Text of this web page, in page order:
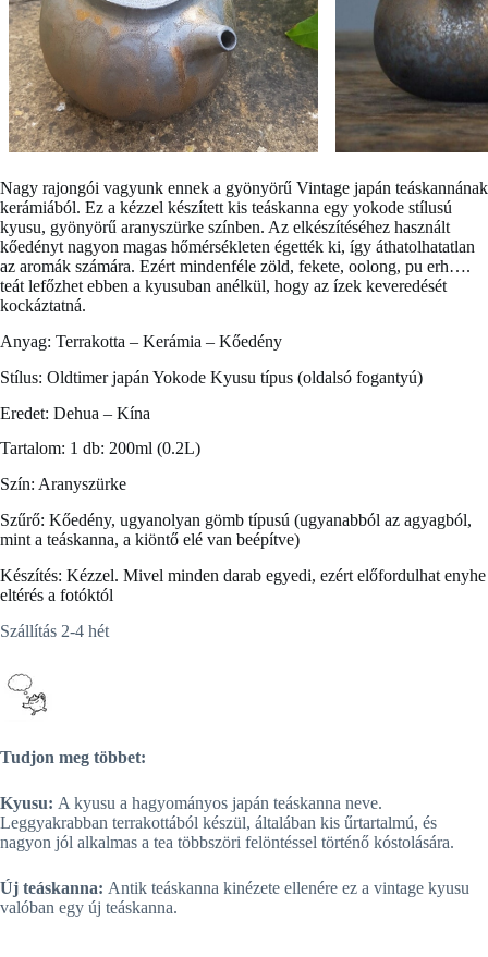
Nagy rajongói vagyunk ennek a gyönyörű Vintage japán teáskannának
kerámiából. Ez a kézzel készített kis teáskanna egy yokode stílusú
kyusu, gyönyörű aranyszürke színben. Az elkészítéséhez használt
kőedényt nagyon magas hőmérsékleten égették ki, így áthatolhatatlan
az aromák számára. Ezért mindenféle zöld, fekete, oolong, pu erh….
teát lefőzhet ebben a kyusuban anélkül, hogy az ízek keveredését
kockáztatná.
Anyag: Terrakotta – Kerámia – Kőedény
Stílus: Oldtimer japán Yokode Kyusu típus (oldalsó fogantyú)
Eredet: Dehua – Kína
Tartalom: 1 db: 200ml (0.2L)
Szín: Aranyszürke
Szűrő: Kőedény, ugyanolyan gömb típusú (ugyanabból az agyagból,
mint a teáskanna, a kiöntő elé van beépítve)
Készítés: Kézzel. Mivel minden darab egyedi, ezért előfordulhat enyhe
eltérés a fotóktól
Szállítás 2-4 hét
Tudjon meg többet:
Kyusu: A kyusu a hagyományos japán teáskanna neve.
Leggyakrabban terrakottából készül, általában kis űrtartalmú, és
nagyon jól alkalmas a tea többszöri felöntéssel történő kóstolására.
Új teáskanna: Antik teáskanna kinézete ellenére ez a vintage kyusu
valóban egy új teáskanna.